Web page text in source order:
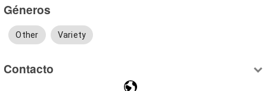
Géneros
Other Variety
Contacto